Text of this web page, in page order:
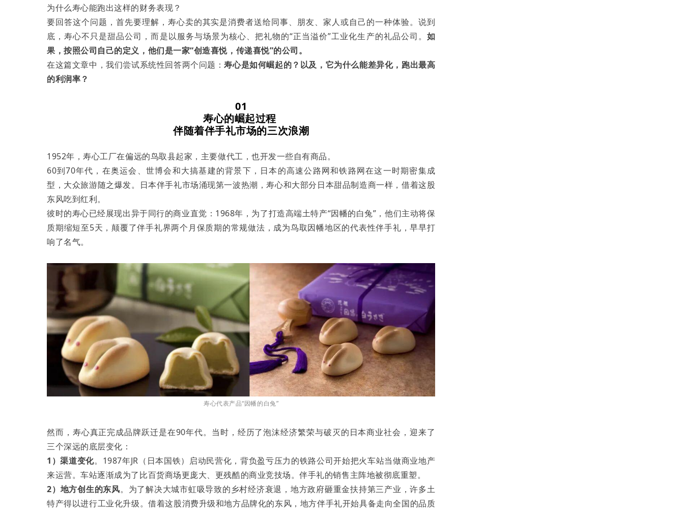
为什么寿心能跑出这样的财务表现？
要回答这个问题，首先要理解，寿心卖的其实是消费者送给同事、朋友、家人或自己的一种体验。说到
底，寿心不只是甜品公司，而是以服务与场景为核心、把礼物的“正当溢价”工业化生产的礼品公司。 如
果，按照公司自己的定义，他们是一家“创造喜悦，传递喜悦”的公司。
在这篇文章中，我们尝试系统性回答两个问题：寿心是如何崛起的？以及，它为什么能差异化， 跑出最高
的利润率？
01
寿心的崛起过程
伴随着伴手礼市场的三次浪潮
1952年，寿心工厂在偏远的鸟取县起家，主要做代工，也开发一些自有商品。
60到70年代，在奥运会、世博会和大搞基建的背景下，日本的高速公路网和铁路网在这一时期密集成
型，大众旅游随之爆发。日本伴手礼市场涌现第一波热潮，寿心和大部分日本甜品制造商一样，借着这股
东风吃到红利。
彼时的寿心已经展现出异于同行的商业直觉：1968年，为了打造高端土特产“因幡的白兔”，他们主动将保
质期缩短至5天，颠覆了伴手礼界两个月保质期的常规做法，成为鸟取因幡地区的代表性伴手礼，早早打
响了名气。
寿心代表产品“因幡的白兔”
然而，寿心真正完成品牌跃迁是在90年代。当时，经历了泡沫经济繁荣与破灭的日本商业社会，迎来了
三个深远的底层变化：
1）渠道变化。1987年JR（日本国铁）启动民营化，背负盈亏压力的铁路公司开始把火车站当做商业地产
来运营。车站逐渐成为了比百货商场更庞大、更残酷的商业竞技场。伴手礼的销售主阵地被彻底重塑。
2）地方创生的东风。为了解决大城市虹吸导致的乡村经济衰退，地方政府砸重金扶持第三产业，许多土
特产得以进行工业化升级。借着这股消费升级和地方品牌化的东风，地方伴手礼开始具备走向全国的品质